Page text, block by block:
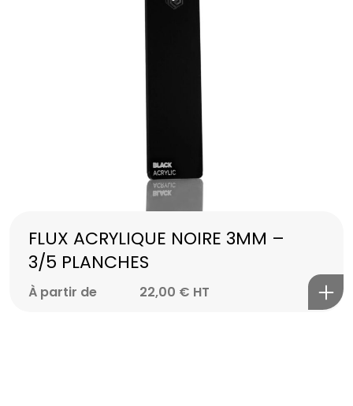
FLUX ACRYLIQUE NOIRE 3MM –
3/5 PLANCHES
À partir de 22,00 € HT